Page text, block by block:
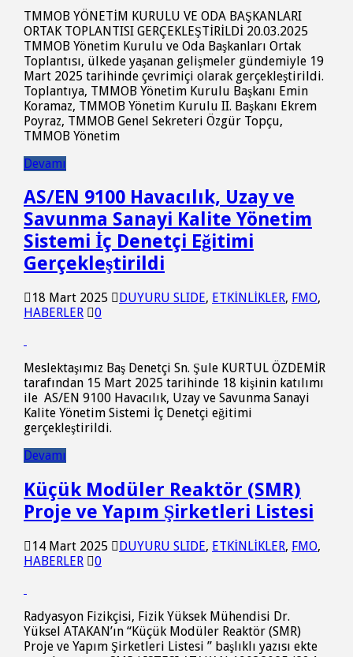
TMMOB YÖNETİM KURULU VE ODA BAŞKANLARI
ORTAK TOPLANTISI GERÇEKLEŞTİRİLDİ 20.03.2025
TMMOB Yönetim Kurulu ve Oda Başkanları Ortak
Toplantısı, ülkede yaşanan gelişmeler gündemiyle 19
Mart 2025 tarihinde çevrimiçi olarak gerçekleştirildi.
Toplantıya, TMMOB Yönetim Kurulu Başkanı Emin
Koramaz, TMMOB Yönetim Kurulu II. Başkanı Ekrem
Poyraz, TMMOB Genel Sekreteri Özgür Topçu,
TMMOB Yönetim
Devamı
AS/EN 9100 Havacılık, Uzay ve
Savunma Sanayi Kalite Yönetim
Sistemi İç Denetçi Eğitimi
Gerçekleştirildi
18 Mart 2025 DUYURU SLIDE, ETKİNLİKLER, FMO,
HABERLER
0
Meslektaşımız Baş Denetçi Sn. Şule KURTUL ÖZDEMİR
tarafından 15 Mart 2025 tarihinde 18 kişinin katılımı
ile AS/EN 9100 Havacılık, Uzay ve Savunma Sanayi
Kalite Yönetim Sistemi İç Denetçi eğitimi
gerçekleştirildi.
Devamı
Küçük Modüler Reaktör (SMR)
Proje ve Yapım Şirketleri Listesi
14 Mart 2025 DUYURU SLIDE, ETKİNLİKLER, FMO,
HABERLER
0
Radyasyon Fizikçisi, Fizik Yüksek Mühendisi Dr.
Yüksel ATAKAN’ın “Küçük Modüler Reaktör (SMR)
Proje ve Yapım Şirketleri Listesi ” başlıklı yazısı ekte